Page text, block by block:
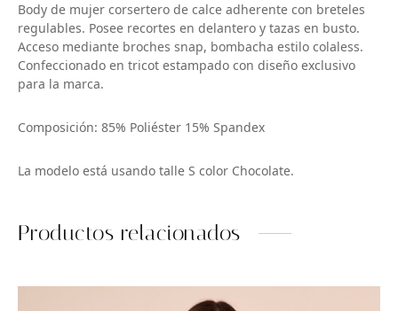
Body de mujer corsertero de calce adherente con breteles
regulables. Posee recortes en delantero y tazas en busto.
Acceso mediante broches snap, bombacha estilo colaless.
Confeccionado en tricot estampado con diseño exclusivo
para la marca.
Composición: 85% Poliéster 15% Spandex
La modelo está usando talle S color Chocolate.
Productos relacionados